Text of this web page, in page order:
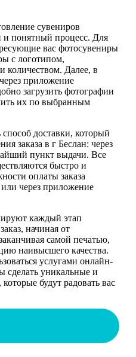
сувениров
и понятный процесс. Для
вас фотосувениры
с логотипом,
количеством. Далее, в
приложение
загрузить фотографии
их по выбранным
способ доставки, который
заказа в г Беслан: через
пункт выдачи. Все
быстро и
оплаты заказа
или через приложение
каждый этап
начиная от
самой печатью,
наивысшего качества.
услугами онлайн-
сделать уникальные и
будут радовать вас